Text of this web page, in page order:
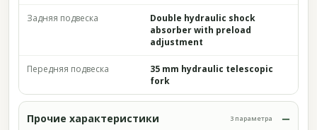
Задняя подвеска
Double hydraulic shock
absorber with preload
adjustment
Передняя подвеска
35 mm hydraulic telescopic
fork
Прочие характеристики 3 параметра